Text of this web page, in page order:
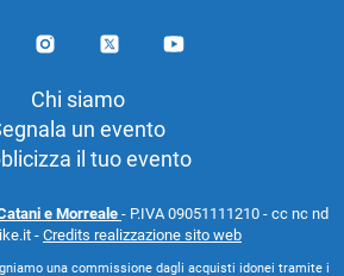
Chi siamo
un evento
il tuo evento
e Morreale - P.IVA 09051111210 - cc nc nd
- Credits realizzazione sito web
una commissione dagli acquisti idonei tramite i